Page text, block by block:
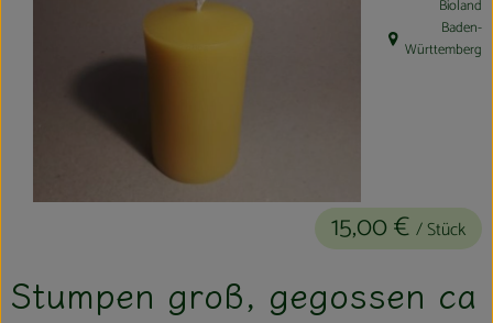
Aktionen & Neues
Naturkost
So geht´s
Stumpen groß, gegossen ca
15,00 € / Stück
Bioland
, Herkunft:
Baden-
Württemberg